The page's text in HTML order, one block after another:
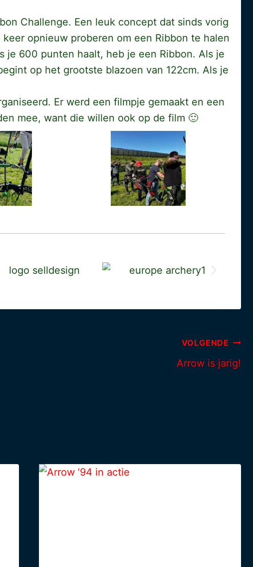
Challenge. Een leuk concept dat sinds vorig
opnieuw proberen om een Ribbon te halen
600 punten haalt, heb je een Ribbon. Als je
op het grootste blazoen van 122cm. Als je
Er werd een filmpje gemaakt en een
mee, want die willen ook op de film 🙂
VOLGENDE
Arrow is jarig!